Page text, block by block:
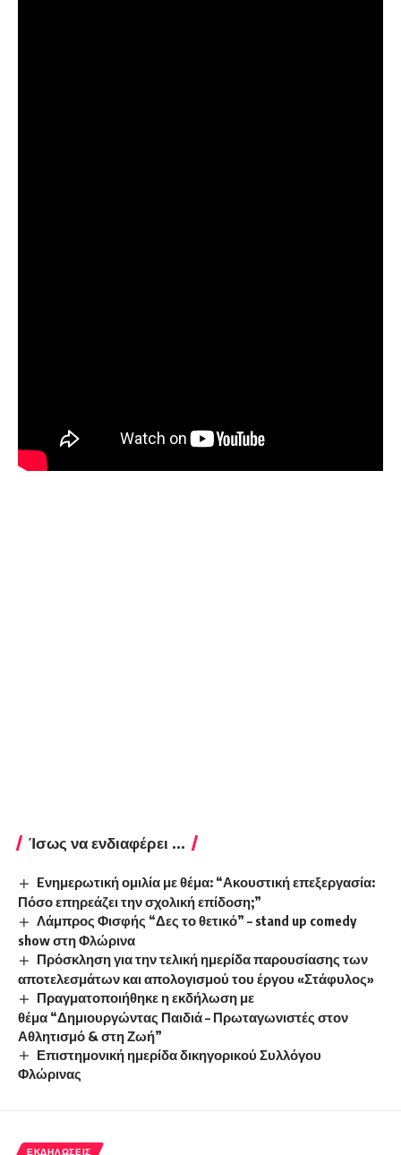
Ίσως να ενδιαφέρει ...
Eνημερωτική ομιλία με θέμα: “Ακουστική επεξεργασία:
Πόσο επηρεάζει την σχολική επίδοση;”
Λάμπρος Φισφής “Δες το θετικό” – stand up comedy
show στη Φλώρινα
Πρόσκληση για την τελική ημερίδα παρουσίασης των
αποτελεσμάτων και απολογισμού του έργου «Στάφυλος»
Πραγματοποιήθηκε η εκδήλωση με
θέμα “Δημιουργώντας Παιδιά – Πρωταγωνιστές στον
Αθλητισμό & στη Ζωή”
Επιστημονική ημερίδα δικηγορικού Συλλόγου
Φλώρινας
ΕΚΔΗΛΏΣΕΙΣ